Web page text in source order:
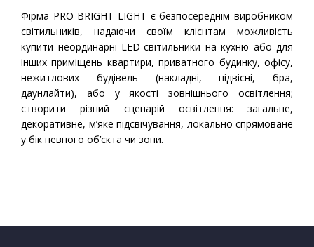
Фірма PRO BRIGHT LIGHT є безпосереднім виробником
світильників, надаючи своїм клієнтам можливість
купити неординарні LED-світильники на кухню або для
інших приміщень квартири, приватного будинку, офісу,
нежитлових будівель (накладні, підвісні, бра,
даунлайти), або у якості зовнішнього освітлення;
створити різний сценарій освітлення: загальне,
декоративне, м’яке підсвічування, локально спрямоване
у бік певного об’єкта чи зони.